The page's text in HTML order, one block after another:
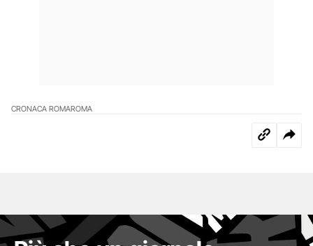
CRONACA ROMAROMA